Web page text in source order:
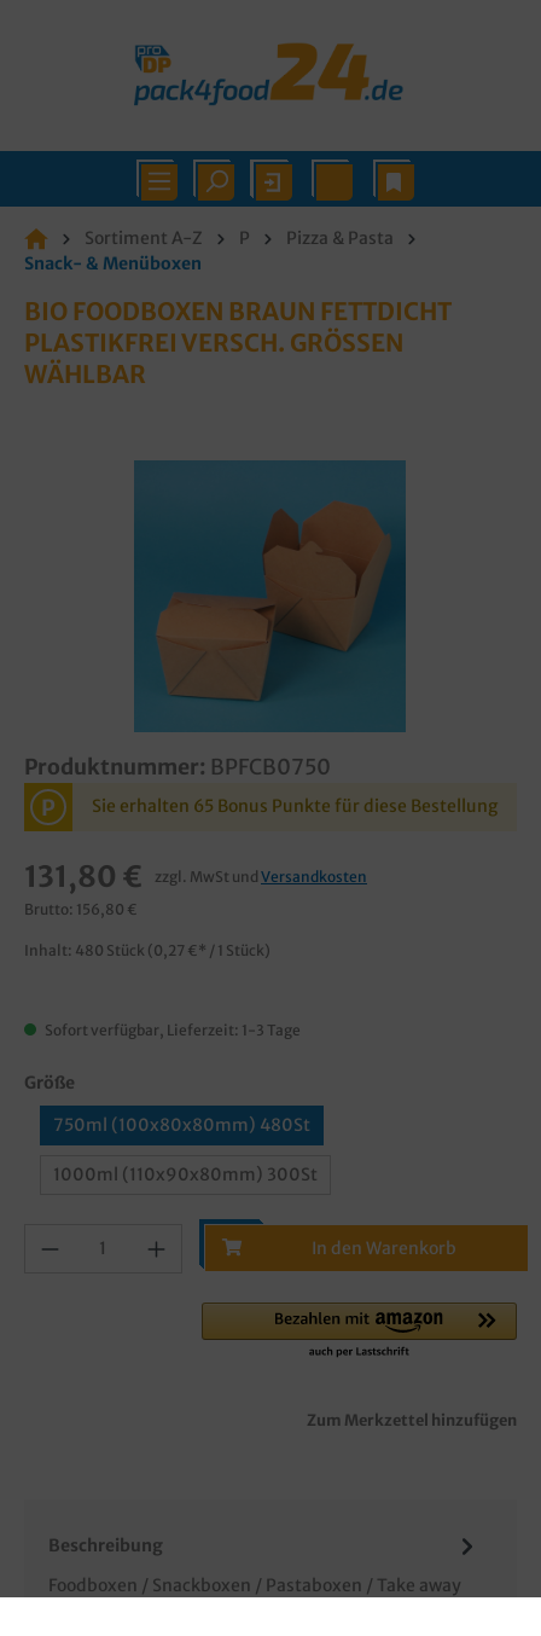
Sortiment A-Z P
Pizza & Pasta
Snack- & Menüboxen
BIO FOODBOXEN BRAUN FETTDICHT
PLASTIKFREI VERSCH. GRÖSSEN W
ÄHLBAR
Produktnummer: BPFCB0750
P Sie erhalten 65 Bonus Punkte für diese Bestellung
131,80 € zzgl. MwSt und Versandkosten
Brutto: 156,80 €
Inhalt: 480 Stück (0,27 €* / 1 Stück)
Sofort verfügbar, Lieferzeit: 1-3 Tage
Größe
750ml (100x80x80mm) 480St
1000ml (110x90x80mm) 300St
In den Warenkorb
Zum Merkzettel hinzufügen
Beschreibung
Foodboxen / Snackboxen / Pastaboxen / Take away